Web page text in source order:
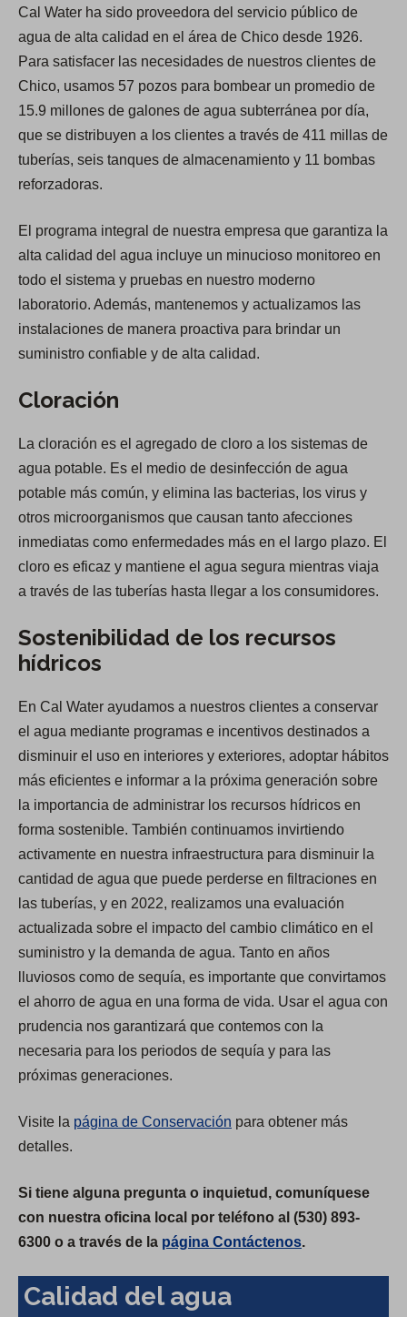
Cal Water ha sido proveedora del servicio público de
agua de alta calidad en el área de Chico desde 1926.
Para satisfacer las necesidades de nuestros clientes de
Chico, usamos 57 pozos para bombear un promedio de
15.9 millones de galones de agua subterránea por día,
que se distribuyen a los clientes a través de 411 millas de
tuberías, seis tanques de almacenamiento y 11 bombas
reforzadoras.
El programa integral de nuestra empresa que garantiza la
alta calidad del agua incluye un minucioso monitoreo en
todo el sistema y pruebas en nuestro moderno
laboratorio. Además, mantenemos y actualizamos las
instalaciones de manera proactiva para brindar un
suministro confiable y de alta calidad.
Cloración
La cloración es el agregado de cloro a los sistemas de
agua potable. Es el medio de desinfección de agua
potable más común, y elimina las bacterias, los virus y
otros microorganismos que causan tanto afecciones
inmediatas como enfermedades más en el largo plazo. El
cloro es eficaz y mantiene el agua segura mientras viaja
a través de las tuberías hasta llegar a los consumidores.
Sostenibilidad de los recursos
hídricos
En Cal Water ayudamos a nuestros clientes a conservar
el agua mediante programas e incentivos destinados a
disminuir el uso en interiores y exteriores, adoptar hábitos
más eficientes e informar a la próxima generación sobre
la importancia de administrar los recursos hídricos en
forma sostenible. También continuamos invirtiendo
activamente en nuestra infraestructura para disminuir la
cantidad de agua que puede perderse en filtraciones en
las tuberías, y en 2022, realizamos una evaluación
actualizada sobre el impacto del cambio climático en el
suministro y la demanda de agua. Tanto en años
lluviosos como de sequía, es importante que convirtamos
el ahorro de agua en una forma de vida. Usar el agua con
prudencia nos garantizará que contemos con la
necesaria para los periodos de sequía y para las
próximas generaciones.
Visite la página de Conservación para obtener más
detalles.
Si tiene alguna pregunta o inquietud, comuníquese
con nuestra oficina local por teléfono al (530) 893-
6300 o a través de la página Contáctenos.
Calidad del agua